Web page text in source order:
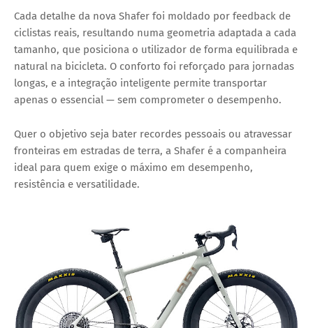
Cada detalhe da nova Shafer foi moldado por feedback de
ciclistas reais, resultando numa geometria adaptada a cada
tamanho, que posiciona o utilizador de forma equilibrada e
natural na bicicleta. O conforto foi reforçado para jornadas
longas, e a integração inteligente permite transportar
apenas o essencial — sem comprometer o desempenho.
Quer o objetivo seja bater recordes pessoais ou atravessar
fronteiras em estradas de terra, a Shafer é a companheira
ideal para quem exige o máximo em desempenho,
resistência e versatilidade.